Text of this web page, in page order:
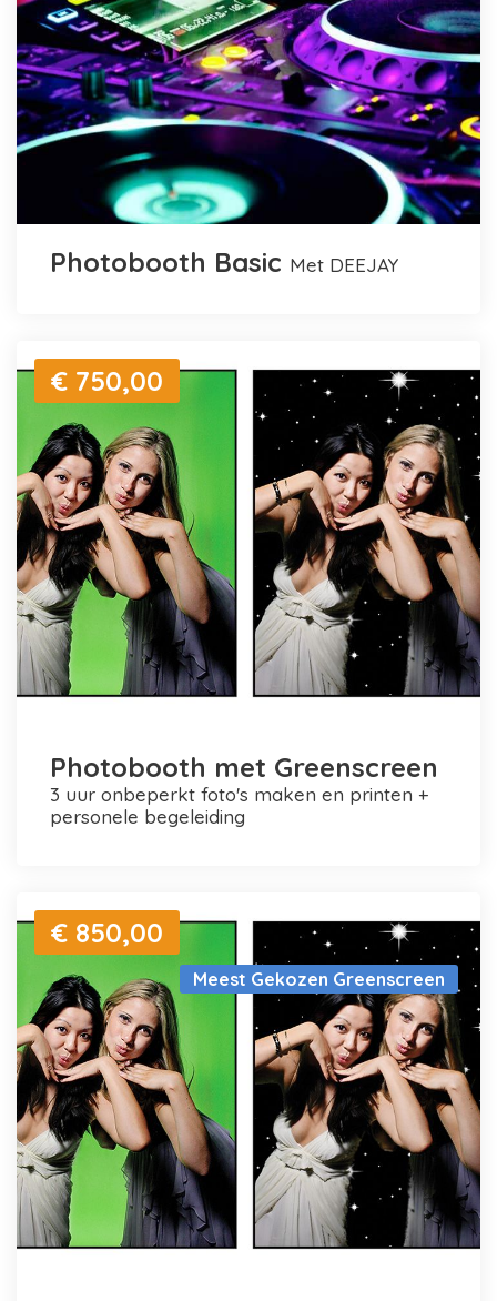
Photobooth Basic met DEEJAY
€ 750,00
Photobooth met Greenscreen
3 uur onbeperkt foto's maken en printen +
personele begeleiding
Meest Gekozen Greenscreen
€ 850,00